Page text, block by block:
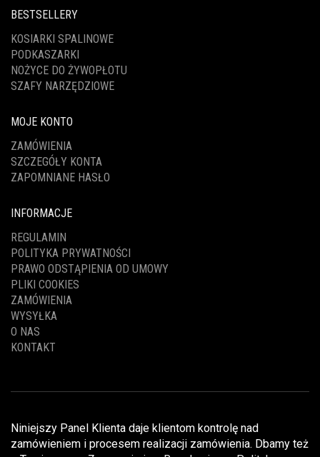
BESTSELLERY
KOSIARKI SPALINOWE
PODKASZARKI
NOŻYCE DO ŻYWOPŁOTU
SZAFY NARZĘDZIOWE
MOJE KONTO
ZAMÓWIENIA
SZCZEGÓŁY KONTA
ZAPOMNIANE HASŁO
INFORMACJE
REGULAMIN
POLITYKA PRYWATNOŚCI
PRAWO ODSTĄPIENIA OD UMOWY
PLIKI COOKIES
ZAMÓWIENIA
WYSYŁKA
O NAS
KONTAKT
Niniejszy Panel Klienta daje klientom kontrolę nad
zamówieniem i procesem realizacji zamówienia. Dbamy też